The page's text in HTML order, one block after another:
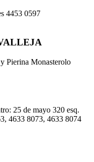
4453 0597
Pierina Monasterolo
25 de mayo 320 esq.
4633 8073, 4633 8074